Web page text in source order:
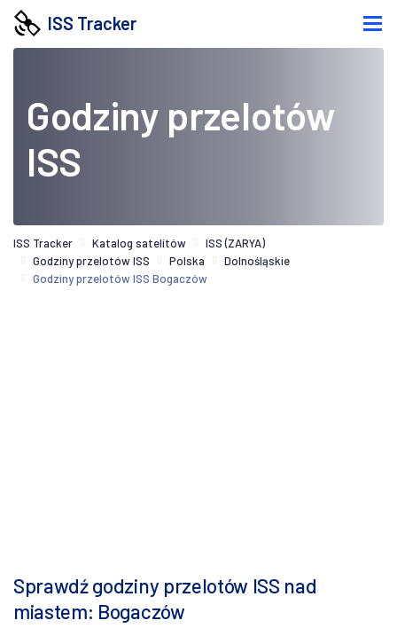
ISS Tracker
Godziny przelotów
ISS
ISS Tracker Katalog satelitów
ISS (ZARYA)
Godziny przelotów ISS
Polska
Dolnośląskie
Godziny przelotów ISS Bogaczów
Sprawdź godziny przelotów ISS nad
miastem: Bogaczów